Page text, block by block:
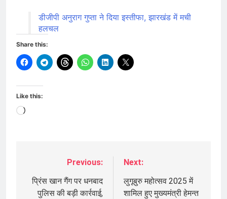
डीजीपी अनुराग गुप्ता ने दिया इस्तीफा, झारखंड में मची
हलचल
Share this:
Like this:
Loading…
navigation
Previous:
प्रिंस खान गैंग पर धनबाद
पुलिस की बड़ी कार्रवाई,
Next:
लुगूबुरु महोत्सव 2025 में
शामिल हुए मुख्यमंत्री हेमन्त